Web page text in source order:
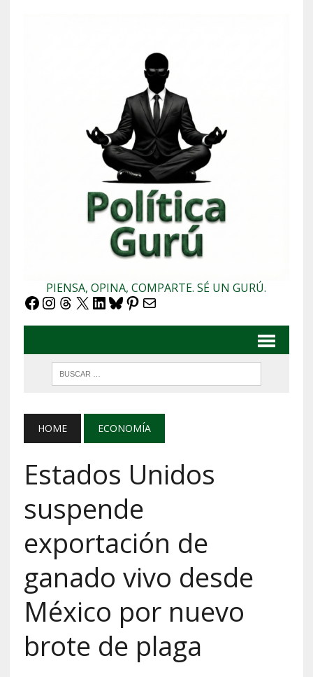
PIENSA, OPINA, COMPARTE. SÉ UN GURÚ.
Facebook
Instagram
Threads
X LinkedIn
Bluesky
Pinterest
Correo electrónico
HOME ECONOMÍA
Estados Unidos
suspende
exportación de
ganado vivo desde
México por nuevo
brote de plaga